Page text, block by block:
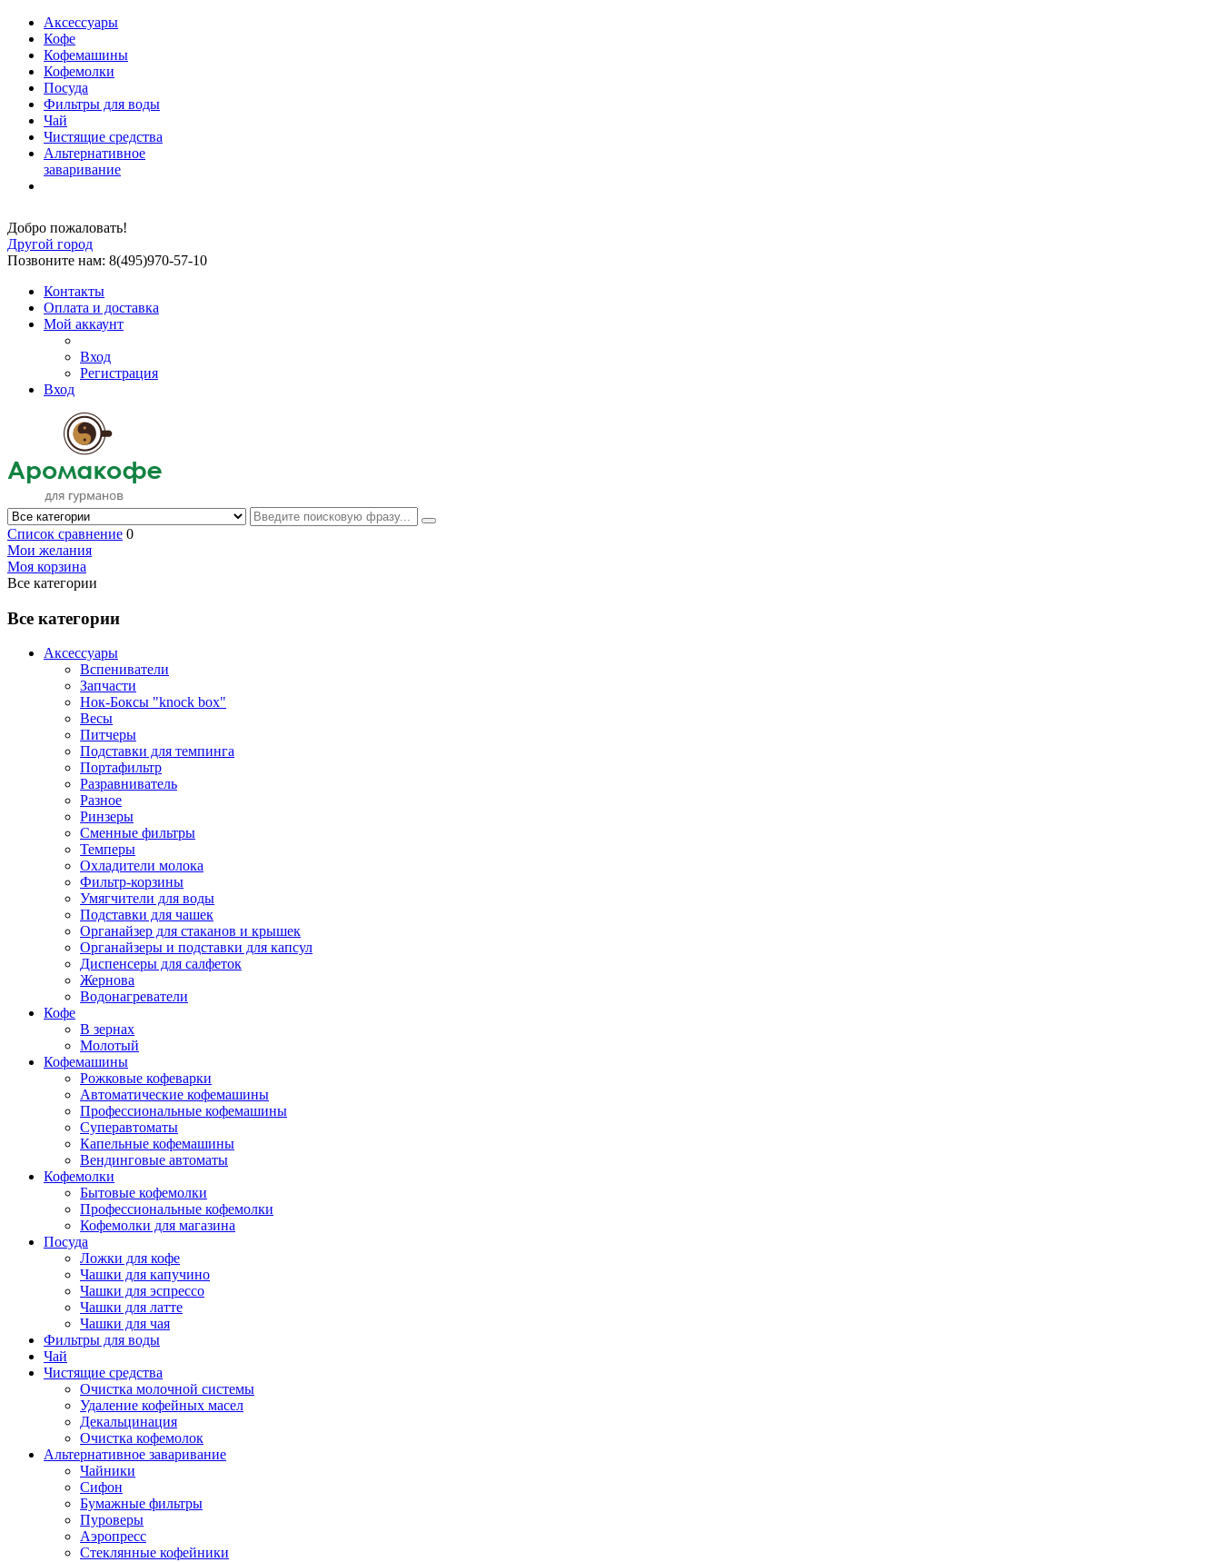
Аксессуары
Кофе
Кофемашины
Кофемолки
Посуда
Фильтры для воды
Чай
Чистящие средства
Альтернативное
заваривание
Добро пожаловать!
Другой город
Позвоните нам: 8(495)970-57-10
Контакты
Оплата и доставка
Мой аккаунт
Вход
Регистрация
Вход
Список сравнение 0
Мои желания
Моя корзина
Все категории
Все категории
Аксессуары
Вспениватели
Запчасти
Нок-Боксы "knock box"
Весы
Питчеры
Подставки для темпинга
Портафильтр
Разравниватель
Разное
Ринзеры
Сменные фильтры
Темперы
Охладители молока
Фильтр-корзины
Умягчители для воды
Подставки для чашек
Органайзер для стаканов и крышек
Органайзеры и подставки для капсул
Диспенсеры для салфеток
Жернова
Водонагреватели
Кофе
В зернах
Молотый
Кофемашины
Рожковые кофеварки
Автоматические кофемашины
Профессиональные кофемашины
Суперавтоматы
Капельные кофемашины
Вендинговые автоматы
Кофемолки
Бытовые кофемолки
Профессиональные кофемолки
Кофемолки для магазина
Посуда
Ложки для кофе
Чашки для капучино
Чашки для эспрессо
Чашки для латте
Чашки для чая
Фильтры для воды
Чай
Чистящие средства
Очистка молочной системы
Удаление кофейных масел
Декальцинация
Очистка кофемолок
Альтернативное заваривание
Чайники
Сифон
Бумажные фильтры
Пуроверы
Аэропресс
Стеклянные кофейники